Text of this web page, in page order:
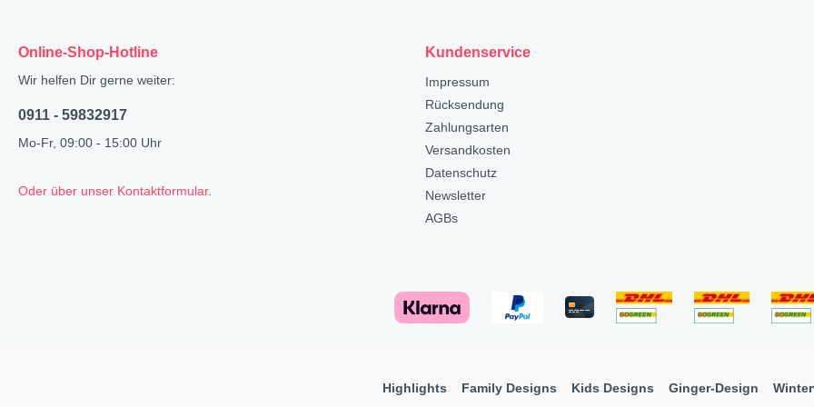
Online-Shop-Hotline
Wir helfen Dir gerne weiter:
0911 - 59832917
Mo-Fr, 09:00 - 15:00 Uhr
Oder über unser Kontaktformular.
Kundenservice
Impressum
Rücksendung
Zahlungsarten
Versandkosten
Datenschutz
Newsletter
AGBs
Highlights Family Designs Kids Designs Ginger-Design